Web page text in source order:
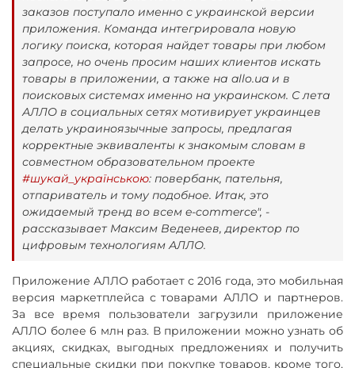
заказов поступало именно с украинской версии
приложения. Команда интегрировала новую
логику поиска, которая найдет товары при любом
запросе, но очень просим наших клиентов искать
товары в приложении, а также на allo.ua и в
поисковых системах именно на украинском. С лета
АЛЛО в социальных сетях мотивирует украинцев
делать украиноязычные запросы, предлагая
корректные эквиваленты к знакомым словам в
совместном образовательном проекте
#шукай_українською: повербанк, пательня,
отпариватель и тому подобное. Итак, это
ожидаемый тренд во всем e-commerce", -
рассказывает Максим Веденеев, директор по
цифровым технологиям АЛЛО.
Приложение АЛЛО работает с 2016 года, это мобильная
версия маркетплейса с товарами АЛЛО и партнеров.
За все время пользователи загрузили приложение
АЛЛО более 6 млн раз. В приложении можно узнать об
акциях, скидках, выгодных предложениях и получить
специальные скидки при покупке товаров, кроме того,